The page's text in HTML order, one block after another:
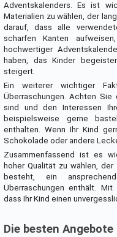
Adventskalenders. Es ist
Materialien zu wählen, der
darauf, dass alle
scharfen Kanten
hochwertiger
haben, das Kinder
steigert.
Ein weiterer wichtiger
Überraschungen. Achten
sind und den Interessen
beispielsweise gerne
enthalten. Wenn Ihr Kind
Schokolade oder andere
Zusammenfassend ist es
hoher Qualität zu wählen,
besteht, ein
Überraschungen enthält.
dass Ihr Kind einen
Die besten